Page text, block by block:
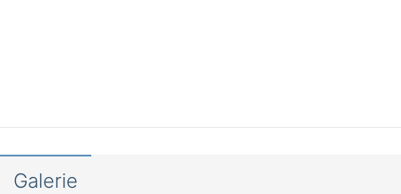
Galerie